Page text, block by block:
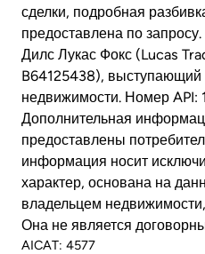
сделки, подробная
предоставлена ​​по
Дилс Лукас Фокс (Lucas
B64125438), выступающий
недвижимости. Номер API:
Дополнительная
предоставлены
информация носит
характер, основана на
владельцем
Она не является
AICAT: 4577